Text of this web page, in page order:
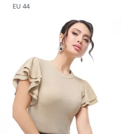
EU 44